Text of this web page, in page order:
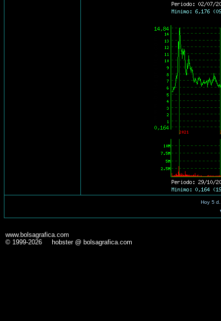
Hoy 5 d.
www.bolsagrafica.com
© 1999-2026 hobster @ bolsagrafica.com